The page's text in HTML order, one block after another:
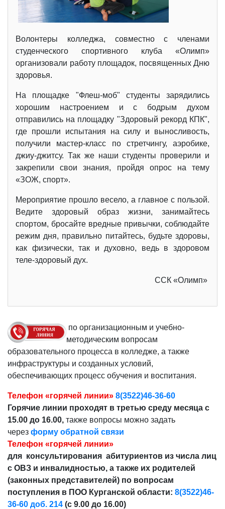
Волонтеры колледжа, совместно с членами
студенческого спортивного клуба «Олимп»
организовали работу площадок, посвященных Дню
здоровья.
На площадке "Флеш-моб" студенты зарядились
хорошим настроением и с бодрым духом
отправились на площадку "Здоровый рекорд КПК",
где прошли испытания на силу и выносливость,
получили мастер-класс по стретчингу, аэробике,
джиу-джитсу. Так же наши студенты проверили и
закрепили свои знания, пройдя опрос на тему
«ЗОЖ, спорт».
Мероприятие прошло весело, а главное с пользой.
Ведите здоровый образ жизни, занимайтесь
спортом, бросайте вредные привычки, соблюдайте
режим дня, правильно питайтесь, будьте здоровы,
как физически, так и духовно, ведь в здоровом
теле-здоровый дух.
ССК «Олимп»
по организационным и учебно-
методическим вопросам
образовательного процесса в колледже, а также
инфраструктуры и созданных условий,
обеспечивающих процесс обучения и воспитания.
Телефон «горячей линии» 8(3522)46-36-60
Горячие линии проходят в третью среду месяца с
15.00 до 16.00, также вопросы можно задать
через форму обратной связи
Телефон «горячей линии»
для консультирования абитуриентов из числа лиц
с ОВЗ и инвалидностью, а также их родителей
(законных представителей) по вопросам
поступления в ПОО Курганской области: 8(3522)46-
36-60 доб. 214 (с 9.00 до 16.00)